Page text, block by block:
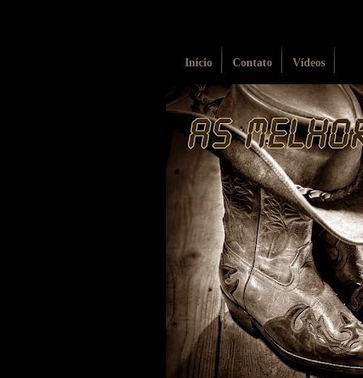
Início Contato Vídeos